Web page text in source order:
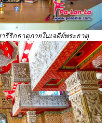
รีริกธาตุภายในเจดีย์พระธาตุ